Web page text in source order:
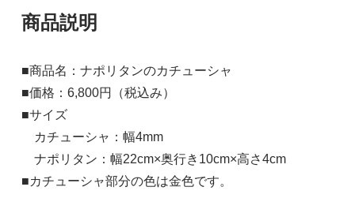
商品説明
■商品名：ナポリタンのカチューシャ
■価格：6,800円（税込み）
■サイズ
カチューシャ：幅4mm
ナポリタン：幅22cm×奥行き10cm×高さ4cm
■カチューシャ部分の色は金色です。